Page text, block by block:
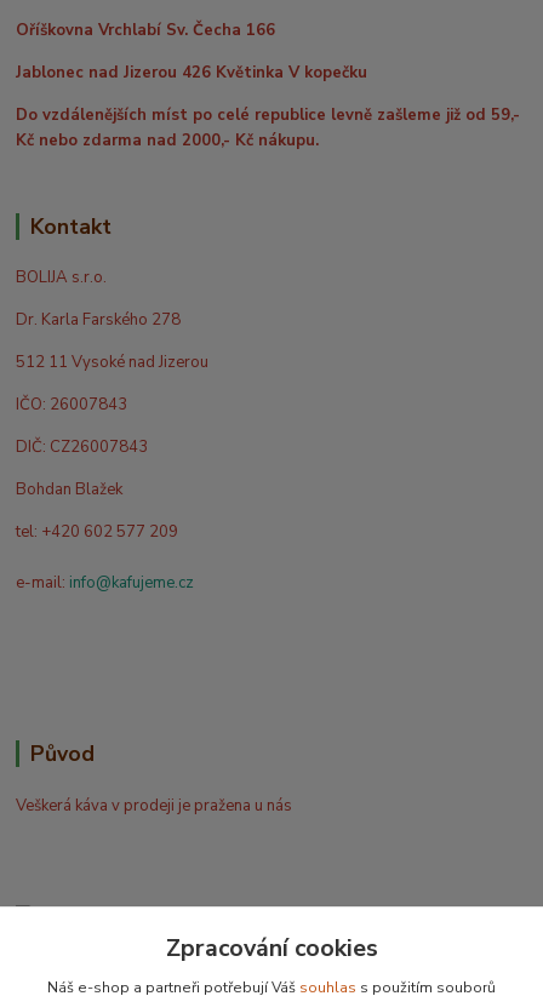
Oříškovna Vrchlabí Sv. Čecha 166
Jablonec nad Jizerou 426 Květinka V kopečku
Do vzdálenějších míst po celé republice levně zašleme již od 59,-
Kč nebo zdarma nad 2000,- Kč nákupu.
Kontakt
BOLIJA s.r.o.
Dr. Karla Farského 278
512 11 Vysoké nad Jizerou
IČO: 26007843
DIČ: CZ26007843
Bohdan Blažek
tel: +420 602 577 209
e-mail: info@kafujeme.cz
Původ
Veškerá káva v prodeji je pražena u nás
Zpracování cookies
Náš e-shop a partneři potřebují Váš souhlas s použitím souborů